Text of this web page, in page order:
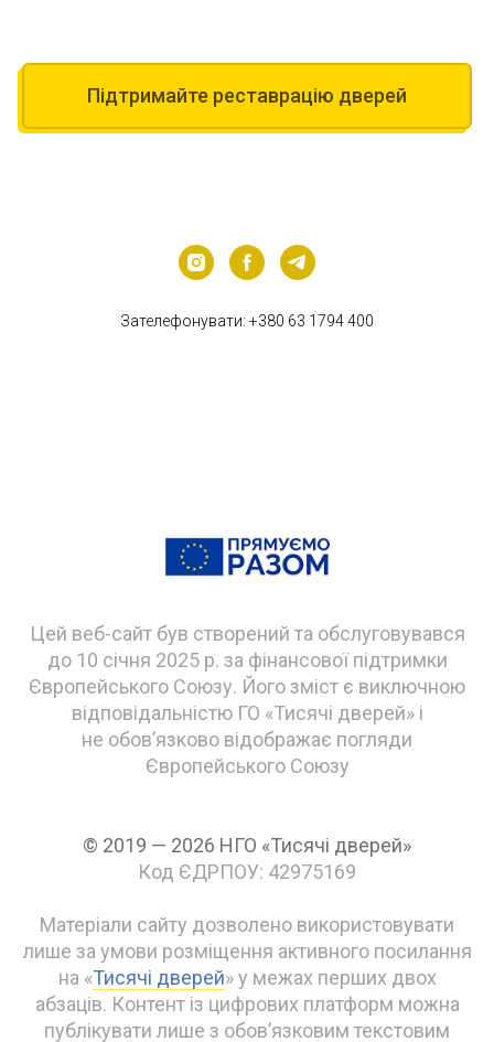
Підтримайте реставрацію дверей
Зателефонувати: +380 63 1794 400
Цей веб-сайт був створений та обслуговувався
до 10 січня 2025 р. за фінансової підтримки
Європейського Союзу. Його зміст є виключною
відповідальністю ГО «Тисячі дверей» і
не обов’язково відображає погляди
Європейського Союзу
© 2019 — 2026 НГО «Тисячі дверей»
Код ЄДРПОУ: 42975169
Матеріали сайту дозволено використовувати
лише за умови розміщення активного посилання
на «Тисячі дверей» у межах перших двох
абзаців. Контент із цифрових платформ можна
публікувати лише з обов’язковим текстовим